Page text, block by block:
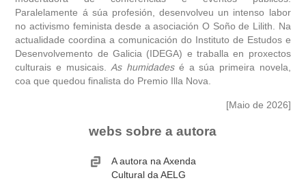
outros docs
Paralelamente á súa profesión, desenvolveu un intenso labor
no activismo feminista desde a asociación O Soño de Lilith. Na
actualidade coordina a comunicación do Instituto de Estudos e
Desenvolvemento de Galicia (IDEGA) e traballa en proxectos
culturais e musicais. As humidadesé a súa primeira novela,
coa que quedou finalista do Premio Illa Nova.
[Maio de 2026]
webs sobre a autora
A autora na Axenda
Cultural da AELG